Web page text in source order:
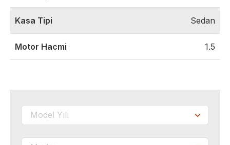
Kasa Tipi Sedan
Motor Hacmi 1.5